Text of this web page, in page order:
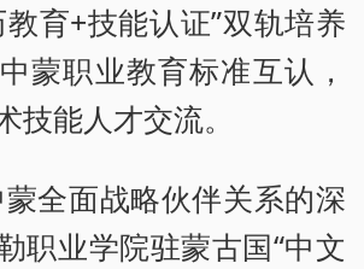
育+技能认证”双轨培养
蒙职业教育标准互认，
技能人才交流。
蒙全面战略伙伴关系的深
职业学院驻蒙古国“中文